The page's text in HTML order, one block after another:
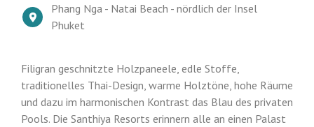
Phang Nga - Natai Beach - nördlich der Insel
Phuket
Filigran geschnitzte Holzpaneele, edle Stoffe,
traditionelles Thai-Design, warme Holztöne, hohe Räume
und dazu im harmonischen Kontrast das Blau des privaten
Pools. Die Santhiya Resorts erinnern alle an einen Palast